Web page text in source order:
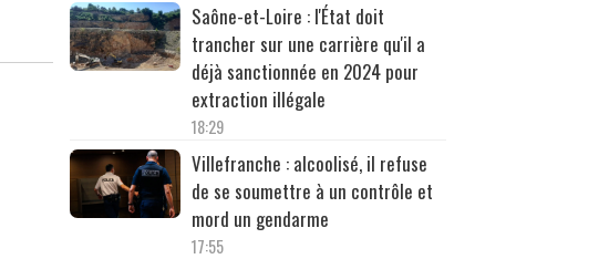
Saône-et-Loire : l'État doit
trancher sur une carrière qu'il a
déjà sanctionnée en 2024 pour
extraction illégale
18:29
Villefranche : alcoolisé, il refuse
de se soumettre à un contrôle et
mord un gendarme
17:55